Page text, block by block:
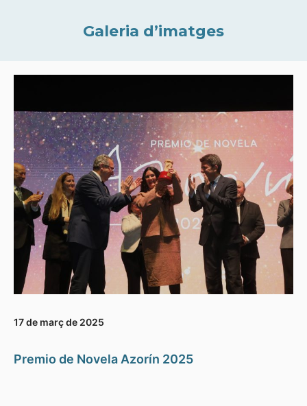
Galeria d’imatges
17 de març de 2025
Premio de Novela Azorín 2025